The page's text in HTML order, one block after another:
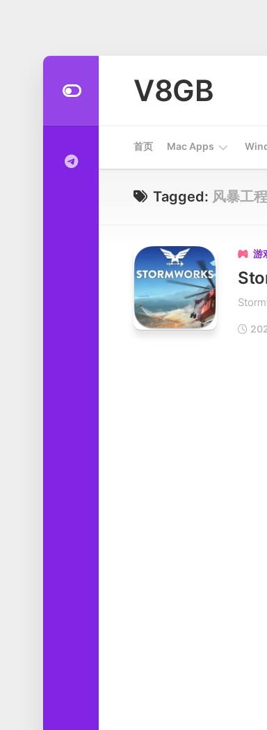
V8GB
首页 Mac Apps
Apps
工
具
统
工
具
Tagged: 风暴工程
 游